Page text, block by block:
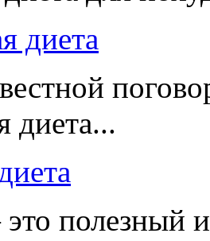
диета
диета...
полезный